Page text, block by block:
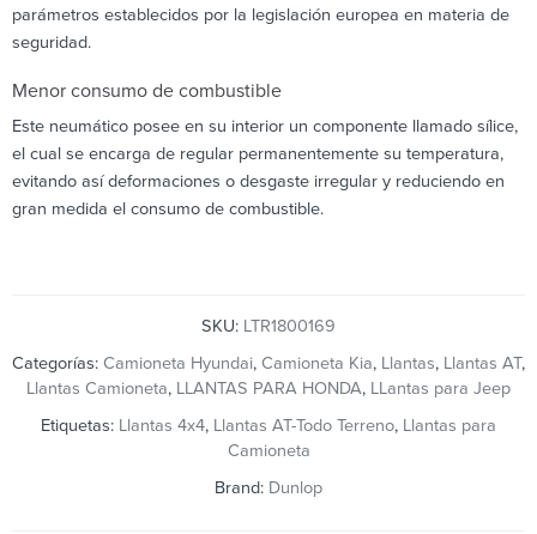
parámetros establecidos por la legislación europea en materia de
seguridad.
Menor consumo de combustible
Este neumático posee en su interior un componente llamado sílice,
el cual se encarga de regular permanentemente su temperatura,
evitando así deformaciones o desgaste irregular y reduciendo en
gran medida el consumo de combustible.
SKU: LTR1800169
Categorías: Camioneta Hyundai, Camioneta Kia, Llantas, Llantas AT,
Llantas Camioneta, LLANTAS PARA HONDA, LLantas para Jeep
Etiquetas: Llantas 4x4, Llantas AT-Todo Terreno, Llantas para
Camioneta
Brand: Dunlop